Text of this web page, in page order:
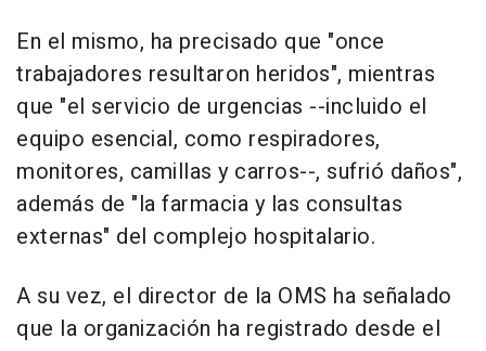
En el mismo, ha precisado que "once
trabajadores resultaron heridos", mientras
que "el servicio de urgencias --incluido el
equipo esencial, como respiradores,
monitores, camillas y carros--, sufrió daños",
además de "la farmacia y las consultas
externas" del complejo hospitalario.
A su vez, el director de la OMS ha señalado
que la organización ha registrado desde el